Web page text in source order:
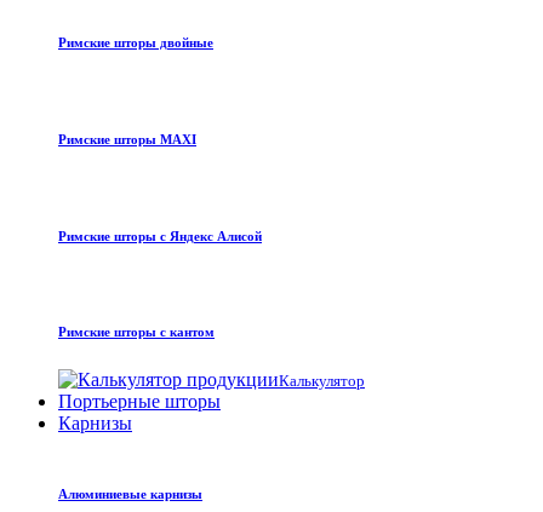
Римские шторы двойные
Римские шторы MAXI
Римские шторы с Яндекс Алисой
Римские шторы с кантом
Калькулятор
Портьерные шторы
Карнизы
Алюминиевые карнизы